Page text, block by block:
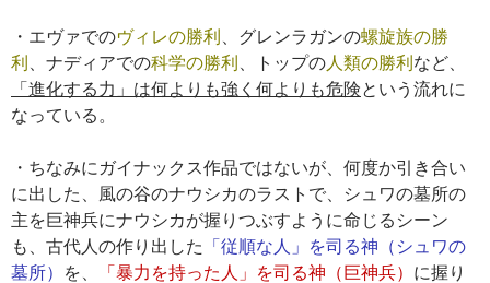
・エヴァでのヴィレの勝利 、グレンラガンの螺旋族の勝
利 、ナディアでの科学の勝利 、トップの 人類の勝利など、
「進化する力」は何よりも強く何よりも危険 という流れに
なっている。
・ちなみにガイナックス作品ではないが、何度か引き合い
に出した、風の谷のナウシカのラストで、シュワの墓所の
主を巨神兵にナウシカが握りつぶすように命じるシーン
も、古代人の作り出した 「従順な人」を司る神（シュワの
墓所）
を、 「暴力を持った人」を司る神（巨神兵） に握り